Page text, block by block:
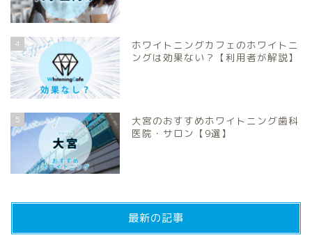
4
ホワイトニングカフェのホワイトニ
ングは効果ない？【利用者が解説】
5
大宮のおすすめホワイトニング歯科
医院・サロン【9選】
最新の記事